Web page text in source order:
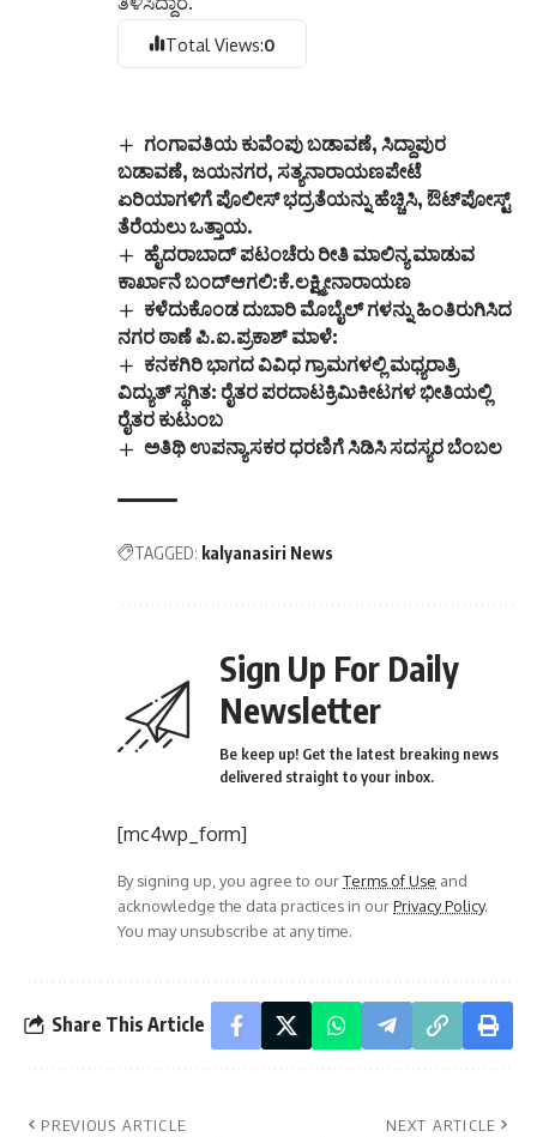
Total Views:0
ಗಂಗಾವತಿಯ ಕುವೆಂಪು ಬಡಾವಣೆ, ಸಿದ್ದಾಪುರ
ಬಡಾವಣೆ, ಜಯನಗರ, ಸತ್ಯನಾರಾಯಣಪೇಟೆ
ಏರಿಯಾಗಳಿಗೆ ಪೊಲೀಸ್ ಭದ್ರತೆಯನ್ನು ಹೆಚ್ಚಿಸಿ, ಔಟ್‌ಪೋಸ್ಟ್
ತೆರೆಯಲು ಒತ್ತಾಯ.
ಹೈದರಾಬಾದ್ ಪಟಂಚೆರು ರೀತಿ ಮಾಲಿನ್ಯ ಮಾಡುವ
ಕಾರ್ಖಾನೆ ಬಂದ್ಆಗಲಿ:ಕೆ.ಲಕ್ಷ್ಮೀನಾರಾಯಣ
ಕಳೆದುಕೊಂಡ ದುಬಾರಿ ಮೊಬೈಲ್ ಗಳನ್ನು ಹಿಂತಿರುಗಿಸಿದ
ನಗರ ಠಾಣೆ ಪಿ.ಐ.ಪ್ರಕಾಶ್ ಮಾಳೆ:
ಕನಕಗಿರಿ ಭಾಗದ ವಿವಿಧ ಗ್ರಾಮಗಳಲ್ಲಿ ಮಧ್ಯರಾತ್ರಿ
ವಿದ್ಯುತ್ ಸ್ಥಗಿತ: ರೈತರ ಪರದಾಟಕ್ರಿಮಿಕೀಟಗಳ ಭೀತಿಯಲ್ಲಿ
ರೈತರ ಕುಟುಂಬ
ಅತಿಥಿ ಉಪನ್ಯಾಸಕರ ಧರಣಿಗೆ ಸಿಡಿಸಿ ಸದಸ್ಯರ ಬೆಂಬಲ
TAGGED: kalyanasiri News
Sign Up For Daily
Newsletter
Be keep up! Get the latest breaking news
delivered straight to your inbox.
[mc4wp_form]
By signing up, you agree to ourTerms of Use and
acknowledge the data practices in ourPrivacy Policy.
You may unsubscribe at any time.
Share This Article
PREVIOUS ARTICLE NEXT ARTICLE